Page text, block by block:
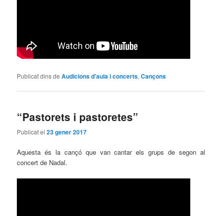
Publicat dins de Audicions d'aula i concerts,Cançons
“Pastorets i pastoretes”
Publicat el23 gener 2017
Aquesta és la cançó que van cantar els grups de segon al
concert de Nadal.